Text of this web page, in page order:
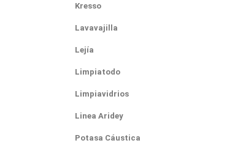
Kresso
Lavavajilla
Lejía
Limpiatodo
Limpiavidrios
Linea Aridey
Potasa Cáustica